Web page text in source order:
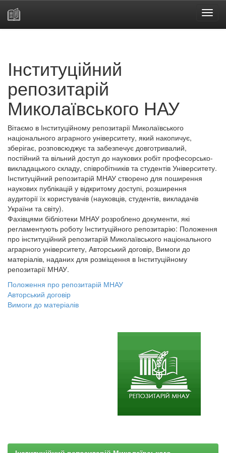
Інституційний
репозитарій
Миколаївського НАУ
Вітаємо в Інституційному репозитарії Миколаївського
національного аграрного університету, який накопичує,
зберігає, розповсюджує та забезпечує довготривалий,
постійний та вільний доступ до наукових робіт професорсько-
викладацького складу, співробітників та студентів Університету.
Інституційний репозитарій МНАУ створено для поширення
наукових публікацій у відкритому доступі, розширення
аудиторії їх користувачів (науковців, студентів, викладачів
України та світу).
Фахівцями бібліотеки МНАУ розроблено документи, які
регламентують роботу Інституційного репозитарію: Положення
про інституційний репозитарій Миколаївського національного
аграрного університету, Авторський договір, Вимоги до
матеріалів, наданих для розміщення в Інституційному
репозитарії МНАУ.
Положення про репозитарій МНАУ
Авторський договір
Вимоги до матеріалів